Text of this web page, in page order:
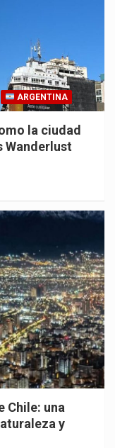
ARGENTINA
la ciudad
Wanderlust
Chile: una
y